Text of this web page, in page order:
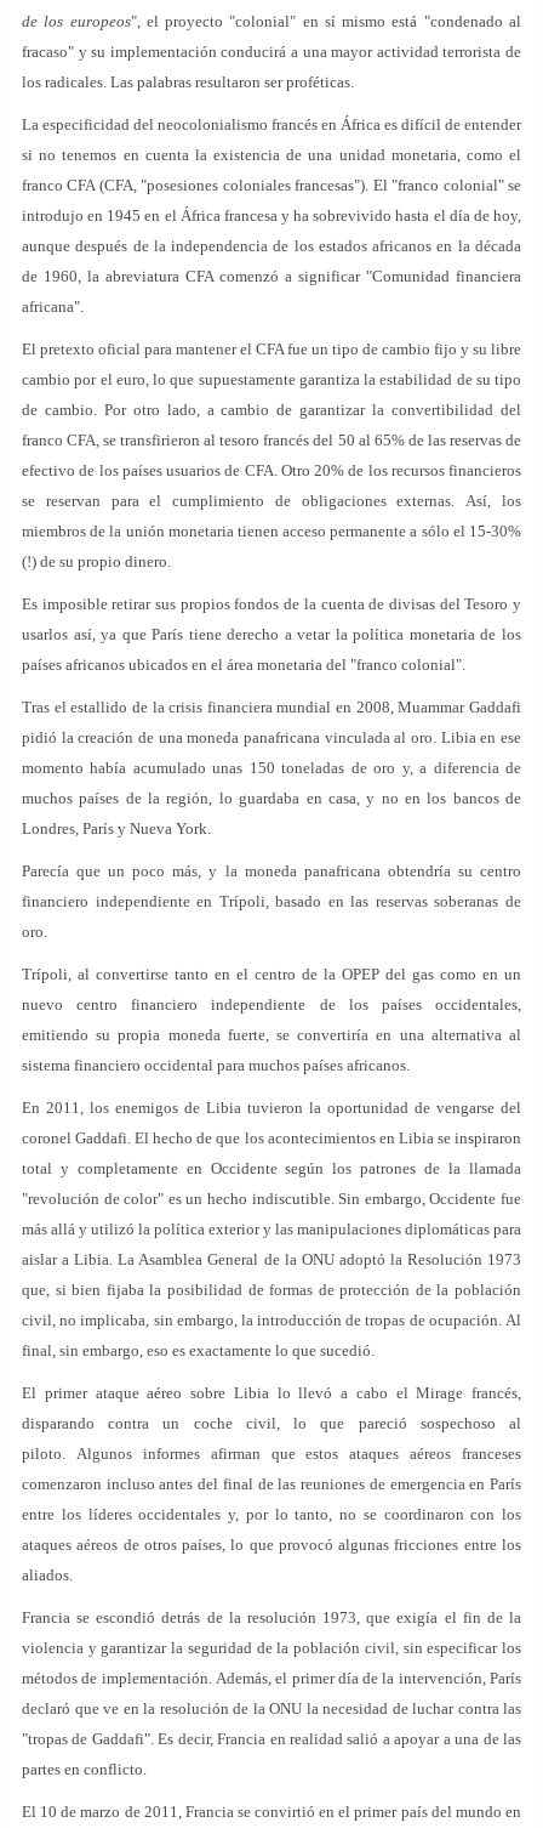
de los europeos", el proyecto "colonial" en sí mismo está "condenado al
fracaso" y su implementación conducirá a una mayor actividad terrorista de
los radicales. Las palabras resultaron ser proféticas.
La especificidad del neocolonialismo francés en África es difícil de entender
si no tenemos en cuenta la existencia de una unidad monetaria, como el
franco CFA (CFA, "posesiones coloniales francesas"). El "franco colonial" se
introdujo en 1945 en el África francesa y ha sobrevivido hasta el día de hoy,
aunque después de la independencia de los estados africanos en la década
de 1960, la abreviatura CFA comenzó a significar "Comunidad financiera
africana".
El pretexto oficial para mantener el CFA fue un tipo de cambio fijo y su libre
cambio por el euro, lo que supuestamente garantiza la estabilidad de su tipo
de cambio. Por otro lado, a cambio de garantizar la convertibilidad del
franco CFA, se transfirieron al tesoro francés del 50 al 65% de las reservas de
efectivo de los países usuarios de CFA. Otro 20% de los recursos financieros
se reservan para el cumplimiento de obligaciones externas. Así, los
miembros de la unión monetaria tienen acceso permanente a sólo el 15-30%
(!) de su propio dinero.
Es imposible retirar sus propios fondos de la cuenta de divisas del Tesoro y
usarlos así, ya que París tiene derecho a vetar la política monetaria de los
países africanos ubicados en el área monetaria del "franco colonial".
Tras el estallido de la crisis financiera mundial en 2008, Muammar Gaddafi
pidió la creación de una moneda panafricana vinculada al oro. Libia en ese
momento había acumulado unas 150 toneladas de oro y, a diferencia de
muchos países de la región, lo guardaba en casa, y no en los bancos de
Londres, París y Nueva York.
Parecía que un poco más, y la moneda panafricana obtendría su centro
financiero independiente en Trípoli, basado en las reservas soberanas de
oro.
Trípoli, al convertirse tanto en el centro de la OPEP del gas como en un
nuevo centro financiero independiente de los países occidentales,
emitiendo su propia moneda fuerte, se convertiría en una alternativa al
sistema financiero occidental para muchos países africanos.
En 2011, los enemigos de Libia tuvieron la oportunidad de vengarse del
coronel Gaddafi. El hecho de que los acontecimientos en Libia se inspiraron
total y completamente en Occidente según los patrones de la llamada
"revolución de color" es un hecho indiscutible. Sin embargo, Occidente fue
más allá y utilizó la política exterior y las manipulaciones diplomáticas para
aislar a Libia. La Asamblea General de la ONU adoptó la Resolución 1973
que, si bien fijaba la posibilidad de formas de protección de la población
civil, no implicaba, sin embargo, la introducción de tropas de ocupación. Al
final, sin embargo, eso es exactamente lo que sucedió.
El primer ataque aéreo sobre Libia lo llevó a cabo el Mirage francés,
disparando contra un coche civil, lo que pareció sospechoso al
piloto. Algunos informes afirman que estos ataques aéreos franceses
comenzaron incluso antes del final de las reuniones de emergencia en París
entre los líderes occidentales y, por lo tanto, no se coordinaron con los
ataques aéreos de otros países, lo que provocó algunas fricciones entre los
aliados.
Francia se escondió detrás de la resolución 1973, que exigía el fin de la
violencia y garantizar la seguridad de la población civil, sin especificar los
métodos de implementación. Además, el primer día de la intervención, París
declaró que ve en la resolución de la ONU la necesidad de luchar contra las
"tropas de Gaddafi". Es decir, Francia en realidad salió a apoyar a una de las
partes en conflicto.
El 10 de marzo de 2011, Francia se convirtió en el primer país del mundo en